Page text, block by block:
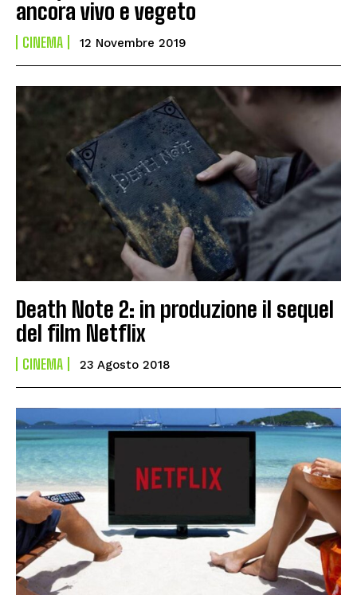
ancora vivo e vegeto
CINEMA 12 Novembre 2019
Death Note 2: in produzione il sequel
del film Netflix
CINEMA 23 Agosto 2018